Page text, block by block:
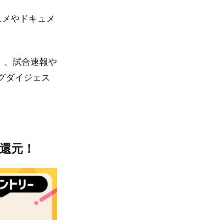
やドキュメ
、試合速報や
ダイジェス
元！